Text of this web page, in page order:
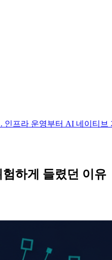
. 인프라 운영부터 AI 네이
하게 들렸던 이유